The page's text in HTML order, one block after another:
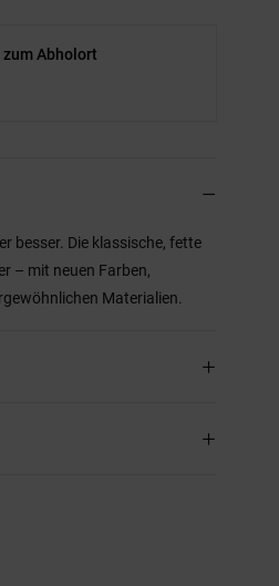
Abholort
besser. Die klassische, fette
– mit neuen Farben,
Materialien.